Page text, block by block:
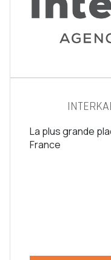
La plus grande
France